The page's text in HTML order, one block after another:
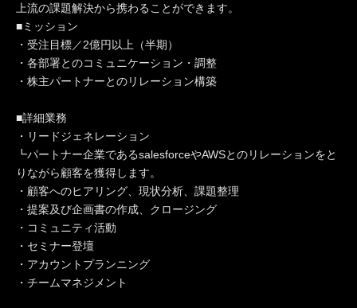
上流の課題解決から携わることができます。
■ミッション
・受注目標／2億円以上（半期）
・各部署とのコミュニケーション・調整
・株主パートナーとのリレーション構築
■詳細業務
・リードジェネレーション
┗パートナー企業であるsalesforceやAWSとのリレーションをと
りながら顧客を獲得します。
・顧客へのヒアリング、現状分析、課題整理
・提案及び企画書の作成、クロージング
・コミュニティ活動
・セミナー登壇
・アカウントプランニング
・チームマネジメント